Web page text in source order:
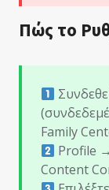
Πώς το
Family
Profile
Content